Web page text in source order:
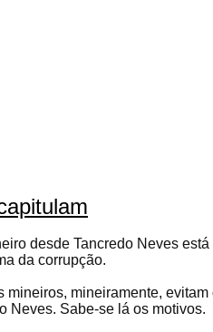
desde Tancredo Neves
da corrupção.
mineiros, mineiramente, evitam
Neves. Sabe-se lá os motivos.